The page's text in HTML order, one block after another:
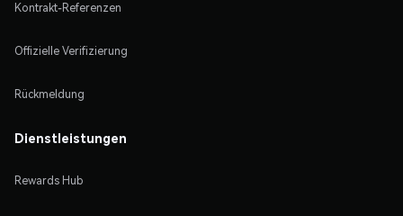
Kontrakt-Referenzen
Offizielle Verifizierung
Rückmeldung
Dienstleistungen
Rewards Hub